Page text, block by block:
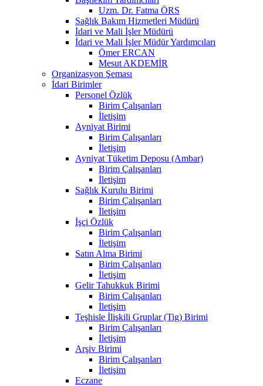
Uzm. Dr. Fatma ÖRS
Sağlık Bakım Hizmetleri Müdürü
İdari ve Mali İşler Müdürü
İdari ve Mali İşler Müdür Yardımcıları
Ömer ERCAN
Mesut AKDEMİR
Organizasyon Şeması
İdari Birimler
Personel Özlük
Birim Çalışanları
İletişim
Ayniyat Birimi
Birim Çalışanları
İletişim
Ayniyat Tüketim Deposu (Ambar)
Birim Çalışanları
İletişim
Sağlık Kurulu Birimi
Birim Çalışanları
İletişim
İşçi Özlük
Birim Çalışanları
İletişim
Satın Alma Birimi
Birim Çalışanları
İletişim
Gelir Tahukkuk Birimi
Birim Çalışanları
İletişim
Teşhisle İlişkili Gruplar (Tig) Birimi
Birim Çalışanları
İletişim
Arşiv Birimi
Birim Çalışanları
İletişim
Eczane